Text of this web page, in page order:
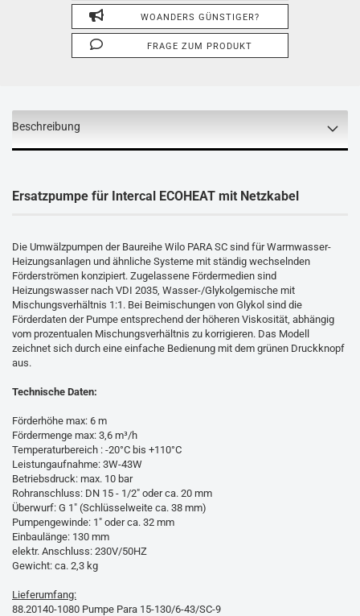
WOANDERS GÜNSTIGER?
FRAGE ZUM PRODUKT
Beschreibung
Ersatzpumpe für Intercal ECOHEAT mit Netzkabel
Die Umwälzpumpen der Baureihe Wilo PARA SC sind für Warmwasser-
Heizungsanlagen und ähnliche Systeme mit ständig wechselnden
Förderströmen konzipiert. Zugelassene Fördermedien sind
Heizungswasser nach VDI 2035, Wasser-/Glykolgemische mit
Mischungsverhältnis 1:1. Bei Beimischungen von Glykol sind die
Förderdaten der Pumpe entsprechend der höheren Viskosität, abhängig
vom prozentualen Mischungsverhältnis zu korrigieren. Das Modell
zeichnet sich durch eine einfache Bedienung mit dem grünen Druckknopf
aus.
Technische Daten:
Förderhöhe max: 6 m
Fördermenge max: 3,6 m³/h
Temperaturbereich : -20°C bis +110°C
Leistungaufnahme: 3W-43W
Betriebsdruck: max. 10 bar
Rohranschluss: DN 15 - 1/2" oder ca. 20 mm
Überwurf: G 1" (Schlüsselweite ca. 38 mm)
Pumpengewinde: 1" oder ca. 32 mm
Einbaulänge: 130 mm
elektr. Anschluss: 230V/50HZ
Gewicht: ca. 2,3 kg
Lieferumfang:
88.20140-1080 Pumpe Para 15-130/6-43/SC-9